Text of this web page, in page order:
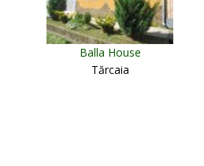
Balla House
Tărcaia